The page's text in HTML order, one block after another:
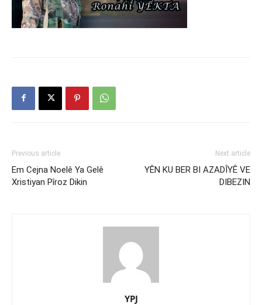
Previous article
Em Cejna Noelê Ya Gelê
Xristiyan Pîroz Dikin
Next article
YÊN KU BER BI AZADÎYÊ VE
DIBEZIN
YPJ